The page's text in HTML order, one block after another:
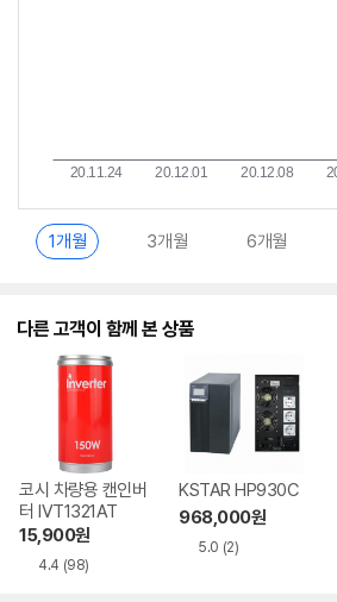
1개월 3개월 6개월
다른 고객이 함께 본 상품
코시 차량용 캔인버
터 IVT1321AT
15,900원
4.4 (98)
KSTAR HP930C
968,000원
5.0 (2)